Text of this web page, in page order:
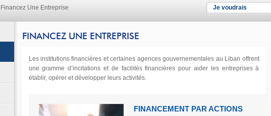
Je voudrais
Financez Une Entreprise
FINANCEZ UNE ENTREPRISE
Les institutions financières et certaines agences gouvernementales au Liban offrent
une gramme d’incitations et de facilités financières pour aider les entreprises à
établir, opérer et développer leurs activités.
FINANCEMENT PAR ACTIONS